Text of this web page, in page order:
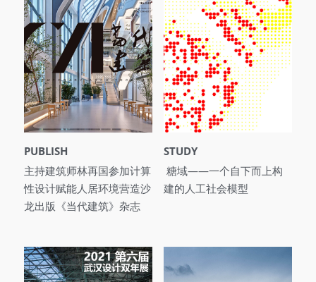
PUBLISH
主持建筑师林再国参加计算
性设计赋能人居环境营造沙
龙出版《当代建筑》杂志
STUDY
建的人工社会模型